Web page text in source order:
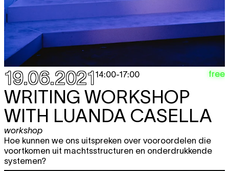
19.06.202114:00-17:00 free
WRITING WORKSHOP
WITH LUANDA CASELLA
workshop
Hoe kunnen we ons uitspreken over vooroordelen die
voortkomen uit machtsstructuren en onderdrukkende
systemen?